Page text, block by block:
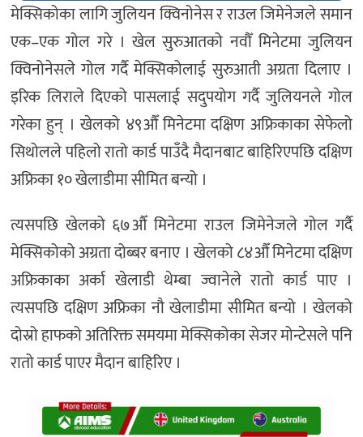
मेक्सिकोका लागि जुलियन क्विनोनेस र राउल जिमेनेजले समान
एक–एक गोल गरे । खेल सुरुआतको नवौँ मिनेटमा जुलियन
क्विनोनेसले गोल गर्दै मेक्सिकोलाई सुरुआती अग्रता दिलाए ।
इरिक लिराले दिएको पासलाई सदुपयोग गर्दै जुलियनले गोल
गरेका हुन् । खेलको ४९औँ मिनेटमा दक्षिण अफ्रिकाका सेफेलो
सिथोलले पहिलो रातो कार्ड पाउँदै मैदानबाट बाहिरिएपछि दक्षिण
अफ्रिका १० खेलाडीमा सीमित बन्यो ।
त्यसपछि खेलको ६७औँ मिनेटमा राउल जिमेनेजले गोल गर्दै
मेक्सिकोको अग्रता दोब्बर बनाए । खेलको ८४औँ मिनेटमा दक्षिण
अफ्रिकाका अर्का खेलाडी थेम्बा ज्वानेले रातो कार्ड पाए ।
त्यसपछि दक्षिण अफ्रिका नौ खेलाडीमा सीमित बन्यो । खेलको
दोस्रो हाफको अतिरिक्त समयमा मेक्सिकोका सेजर मोन्टेसले पनि
रातो कार्ड पाएर मैदान बाहिरिए ।